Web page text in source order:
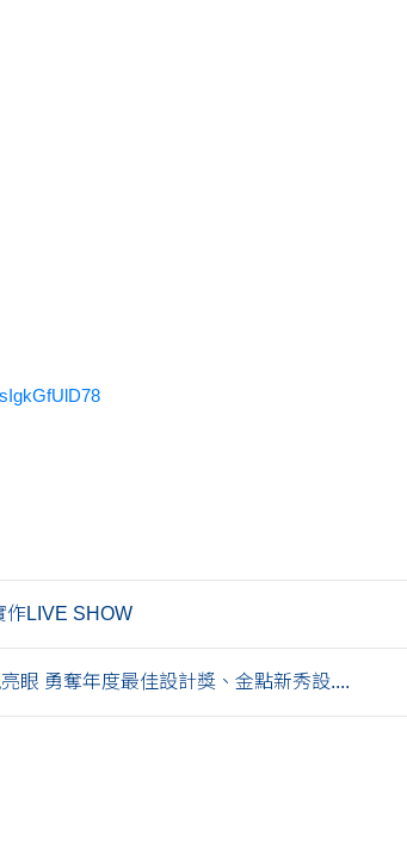
作LIVE SHOW
眼 勇奪年度最佳設計獎、金點新秀設....